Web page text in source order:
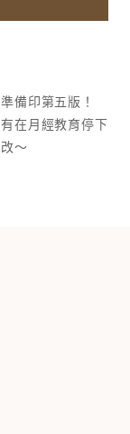
備印第五版！
在月經教育停下
～